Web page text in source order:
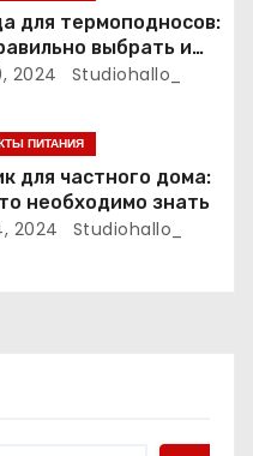
для термоподносов:
выбрать и
2024 Studiohallo_
ПИТАНИЯ
для частного дома:
необходимо знать
2024 Studiohallo_